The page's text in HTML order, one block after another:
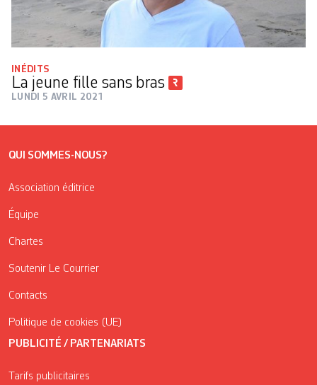
INÉDITS
La jeune fille sans bras
LUNDI 5 AVRIL 2021
QUI SOMMES-NOUS?
Association éditrice
Équipe
Chartes
Soutenir Le Courrier
Contacts
Politique de cookies (UE)
PUBLICITÉ / PARTENARIATS
Tarifs publicitaires